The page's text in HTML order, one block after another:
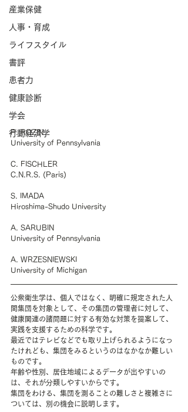
産業保健
人事・育成
ライフスタイル
書評
患者力
健康診断
学会
行動経済学
P. ROZIN
University of Pennsylvania
C. FISCHLER
C.N.R.S. (Paris)
S. IMADA
Hiroshima-Shudo University
A. SARUBIN
University of Pennsylvania
A. WRZESNIEWSKI
University of Michigan
公衆衛生学は、個人ではなく、明確に規定された人
間集団を対象として、その集団の管理者に対して、
健康関連の諸問題に対する有効な対策を提案して、
実践を支援するための科学です。
最近ではテレビなどでも取り上げられるようになっ
たけれども、集団をみるというのはなかなか難しい
ものです。
年齢や性別、居住地域によるデータが出やすいの
は、それが分類しやすいからです。
集団をわける、集団を測ることの難しさと複雑さに
ついては、別の機会に説明します。